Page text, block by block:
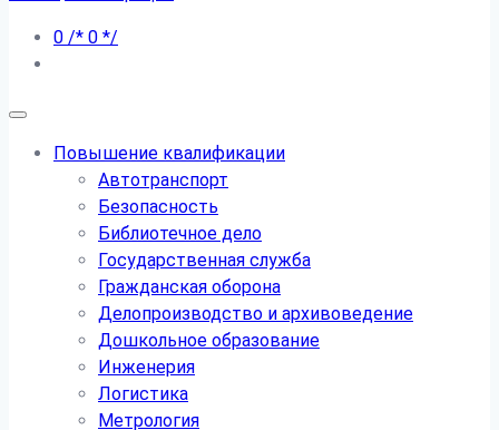
0 /* 0 */
Повышение квалификации
Автотранспорт
Безопасность
Библиотечное дело
Государственная служба
Гражданская оборона
Делопроизводство и архивоведение
Дошкольное образование
Инженерия
Логистика
Метрология